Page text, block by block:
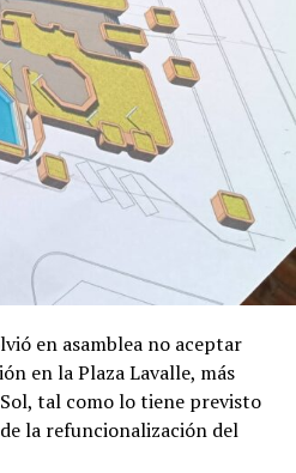
Bouzat del Instituto de
de Bahía Blanca (INIBIBB),
Nacional del Sur (UNS) y
internacionales de la
Brookes en
PNAS (Proceedings of the
una de las revistas
internacional. Editada por
de los Estados Unidos,
de alto impacto y ubicadas
en asamblea no aceptar
en la Plaza Lavalle, más
tal como lo tiene previsto
la refuncionalización del